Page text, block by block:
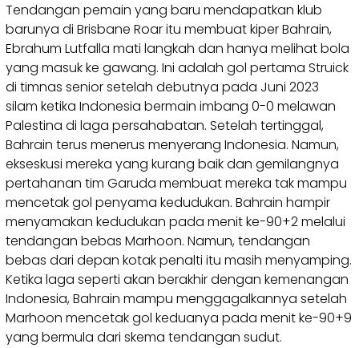
Tendangan pemain yang baru mendapatkan klub
barunya di Brisbane Roar itu membuat kiper Bahrain,
Ebrahum Lutfalla mati langkah dan hanya melihat bola
yang masuk ke gawang. Ini adalah gol pertama Struick
di timnas senior setelah debutnya pada Juni 2023
silam ketika Indonesia bermain imbang 0-0 melawan
Palestina di laga persahabatan. Setelah tertinggal,
Bahrain terus menerus menyerang Indonesia. Namun,
ekseskusi mereka yang kurang baik dan gemilangnya
pertahanan tim Garuda membuat mereka tak mampu
mencetak gol penyama kedudukan. Bahrain hampir
menyamakan kedudukan pada menit ke-90+2 melalui
tendangan bebas Marhoon. Namun, tendangan
bebas dari depan kotak penalti itu masih menyamping.
Ketika laga seperti akan berakhir dengan kemenangan
Indonesia, Bahrain mampu menggagalkannya setelah
Marhoon mencetak gol keduanya pada menit ke-90+9
yang bermula dari skema tendangan sudut.